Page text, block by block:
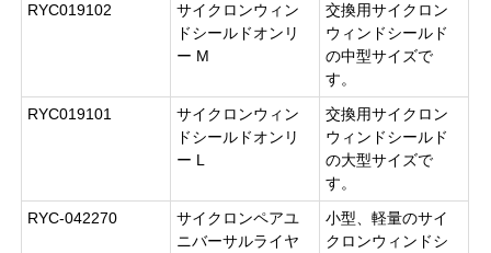
RYC019102
サイクロンウィン
ドシールドオンリ
ー M
交換用サイクロン
ウィンドシールド
の中型サイズで
す。
RYC019101
サイクロンウィン
ドシールドオンリ
ー L
交換用サイクロン
ウィンドシールド
の大型サイズで
す。
RYC-042270
サイクロンペアユ
ニバーサルライヤ
小型、軽量のサイ
クロンウィンドシ